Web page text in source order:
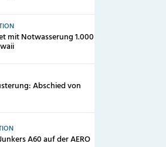
mit Notwasserung 1.000
Abschied von
A60 auf der AERO